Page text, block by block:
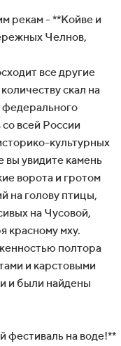
рекам - **Койве и
Челнов,
все другие
скал на
федерального
всей России
культурных
вы увидите камень
ворота и гротом
на голову птицы,
на Чусовой,
красному мху.
полтора
и карстовыми
и были найдены
фестиваль на воде!**